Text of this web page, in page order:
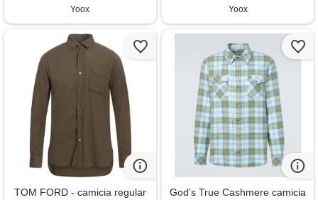
Yoox Yoox
TOM FORD - camicia regular
God's True Cashmere camicia